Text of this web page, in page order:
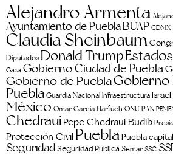
Alejandro Armenta
Ayuntamiento de PueblaBUAP CDMX
Claudia Sheinbaum
Diputados Donald Trump
Gaza Gobierno Ciudad de Puebla
Gobierno de PueblaGobierno
PueblaGuardia Nacional Infraestructura Israel
México Omar García Harfuch ONU PAN
ChedrauiPepe Chedraui Budib
Protección Civil PueblaPuebla capital
SeguridadSeguridad Pública Semar SSC